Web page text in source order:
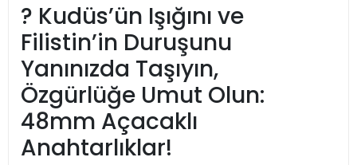
? Kudüs’ün Işığını ve
Filistin’in Duruşunu
Yanınızda Taşıyın,
Özgürlüğe Umut Olun:
48mm Açacaklı
Anahtarlıklar!